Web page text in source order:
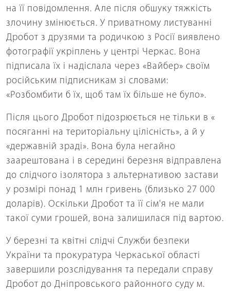
на її повідомлення. Але після обшуку тяжкість
злочину змінюється. У приватному листуванні
Дробот з друзями та родичкою з Росії виявлено
фотографії укріплень у центрі Черкас. Вона
підписала їх і надіслала через «Вайбер» своїм
російським підписникам зі словами:
«Розбомбити б їх, щоб там їх більше не було».
Після цього Дробот підозрюється не тільки в «
посяганні на територіальну цілісність», а й у
«державній зраді». Вона була негайно
заарештована і в середині березня відправлена
до слідчого ізолятора з альтернативою застави
у розмірі понад 1 млн гривень (близько 27 000
доларів). Оскільки Дробот та її сім'я не мали
такої суми грошей, вона залишилася під вартою.
У березні та квітні слідчі Служби безпеки
України та прокуратура Черкаської області
завершили розслідування та передали справу
Дробот до Дніпровського районного суду м.